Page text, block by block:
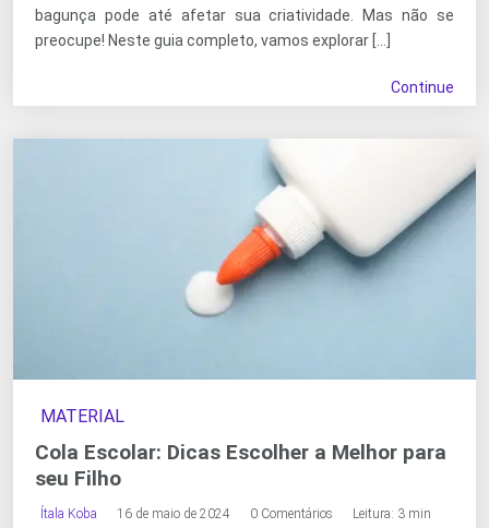
bagunça pode até afetar sua criatividade. Mas não se
preocupe! Neste guia completo, vamos explorar […]
Continue
MATERIAL
Cola Escolar: Dicas Escolher a Melhor para
seu Filho
Ítala Koba 16 de maio de 2024 0 Comentários Leitura: 3 min